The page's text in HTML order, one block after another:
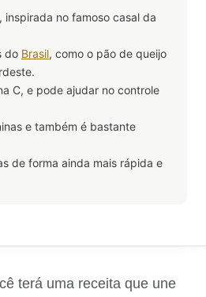
no famoso casal da
do Brasil, como o pão de queijo
C, e pode ajudar no controle
e também é bastante
de forma ainda mais rápida e
terá uma receita que une